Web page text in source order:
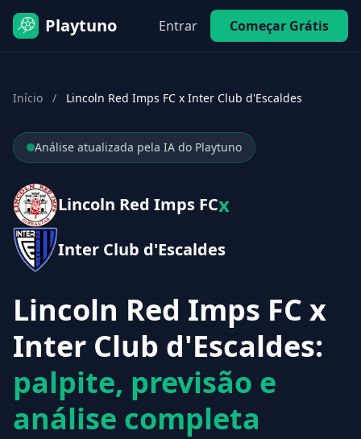
Playtuno Entrar Começar Grátis
Início / Lincoln Red Imps FC x Inter Club d'Escaldes
Análise atualizada pela IA do Playtuno
Lincoln Red Imps FCx
Inter Club d'Escaldes
Lincoln Red Imps FC x
Inter Club d'Escaldes:
palpite, previsão e
análise completa